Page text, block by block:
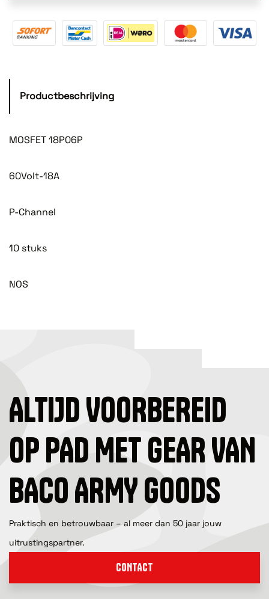
Productbeschrijving
MOSFET 18P06P
60Volt-18A
P-Channel
10 stuks
NOS
ALTIJD VOORBEREID
OP PAD MET GEAR VAN
BACO ARMY GOODS
Praktisch en betrouwbaar – al meer dan 50 jaar jouw
uitrustingspartner.
CONTACT